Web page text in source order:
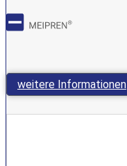
weitere Informationen